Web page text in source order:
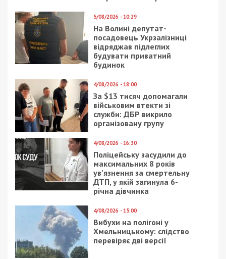
Директорка приватного підприємства
підозрюється у шахрайстві, вчиненому в умовах
воєнного стану, в особливо великих розмірах (ч.
5 ст. 190 КК України). Їй загрожує позбавлення
волі на строк до 12 років.